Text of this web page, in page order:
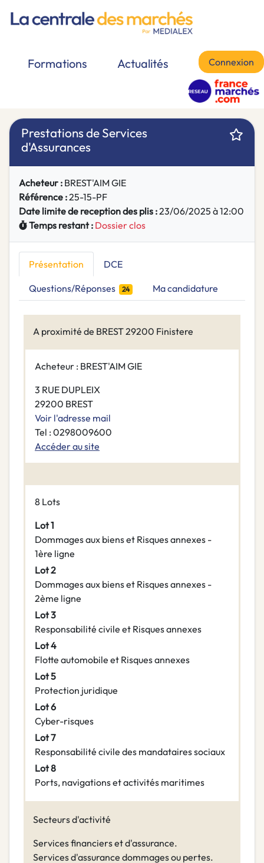
Formations Actualités Connexion
Prestations de Services
d'Assurances
Acheteur : BREST'AIM GIE
Référence :25-15-PF
Date limite de reception des plis :23/06/2025 à 12:00
Temps restant : Dossier clos
Présentation DCE
Questions/Réponses 24 Ma candidature
A proximité de BREST 29200 Finistere
Acheteur : BREST'AIM GIE
3 RUE DUPLEIX
29200 BREST
Voir l'adresse mail
Tel : 0298009600
Accéder au site
8 Lots
Lot 1
Dommages aux biens et Risques annexes -
1ère ligne
Lot 2
Dommages aux biens et Risques annexes -
2ème ligne
Lot 3
Responsabilité civile et Risques annexes
Lot 4
Flotte automobile et Risques annexes
Lot 5
Protection juridique
Lot 6
Cyber-risques
Lot 7
Responsabilité civile des mandataires sociaux
Lot 8
Ports, navigations et activités maritimes
Secteurs d'activité
Services financiers et d'assurance.
Services d'assurance dommages ou pertes.